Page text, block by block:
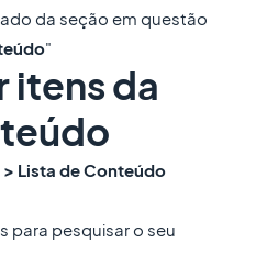
da seção em questão
"
itens da
Lista deConteúdo
para pesquisar o seu